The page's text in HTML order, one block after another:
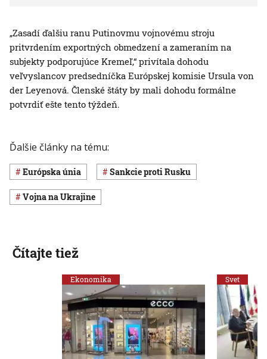
„Zasadí ďalšiu ranu Putinovmu vojnovému stroju
pritvrdením exportných obmedzení a zameraním na
subjekty podporujúce Kremeľ,“ privítala dohodu
veľvyslancov predsedníčka Európskej komisie Ursula von
der Leyenová. Členské štáty by mali dohodu formálne
potvrdiť ešte tento týždeň.
Ďalšie články na tému:
Európska únia sankcie proti Rusku
vojna na Ukrajine
Čítajte tiež
Ekonomika Svet